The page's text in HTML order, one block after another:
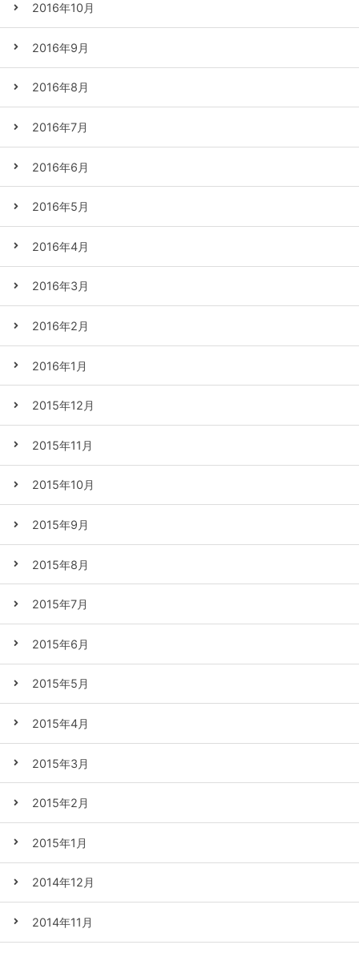
2016年10月
2016年9月
2016年8月
2016年7月
2016年6月
2016年5月
2016年4月
2016年3月
2016年2月
2016年1月
2015年12月
2015年11月
2015年10月
2015年9月
2015年8月
2015年7月
2015年6月
2015年5月
2015年4月
2015年3月
2015年2月
2015年1月
2014年12月
2014年11月